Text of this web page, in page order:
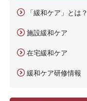
「緩和ケア」とは？
施設緩和ケア
在宅緩和ケア
緩和ケア研修情報